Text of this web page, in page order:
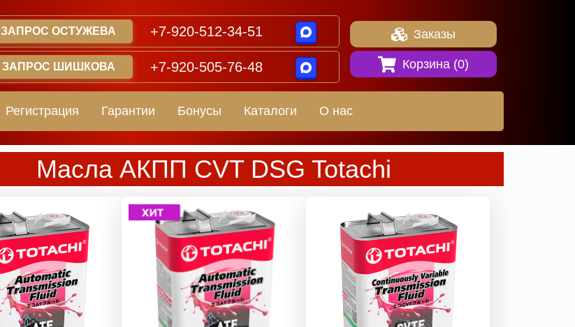
ЗАПРОС ОСТУЖЕВА +7-920-512-34-51
ЗАПРОС ШИШКОВА +7-920-505-76-48
Заказы
Корзина (0)
Регистрация Гарантии Бонусы Каталоги О нас
Масла АКПП CVT DSG Totachi